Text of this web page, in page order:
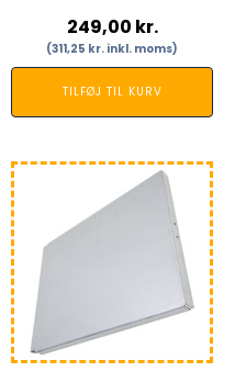
249,00 kr.
(311,25 kr. inkl. moms)
TILFØJ TIL KURV